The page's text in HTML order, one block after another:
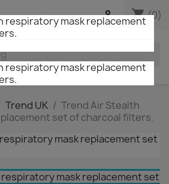
shopping_cart(0)

Trend UK
Trend Air Stealth
set of charcoal filters.